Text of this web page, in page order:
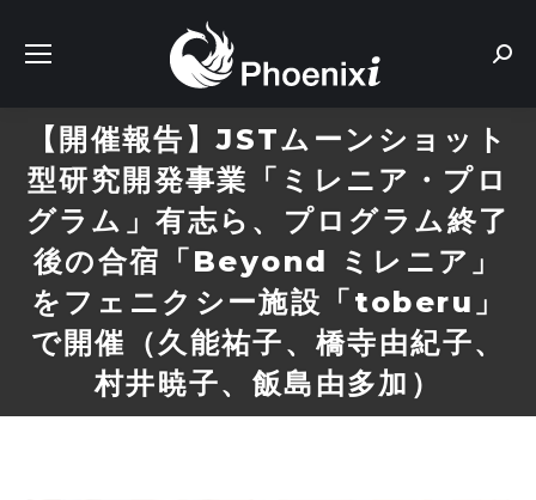
【開催報告】JSTムーンショット
型研究開発事業「ミレニア・プロ
グラム」有志ら、プログラム終了
後の合宿「Beyond ミレニア」
をフェニクシー施設「toberu」
で開催（久能祐子、橋寺由紀子、
村井暁子、飯島由多加）